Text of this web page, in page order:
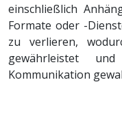
einschließlich
Formate oder -
zu verlieren,
gewährleistet
Kommunikation